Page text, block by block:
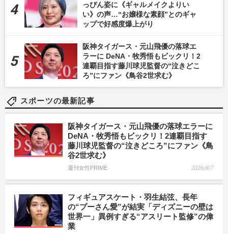
っぴん姿に《ギャルメイクよりい
い》の声…“お嬢様な素顔”とのギャ
ップで好感度爆上がり
阪神タイガース・元山飛優の落球エ
ラーに DeNA・牧秀悟もビックリ！2
連覇目指す藤川球児監督の“泣きどこ
ろ”にファン《鳥谷2世求む》
スポーツの最新記事
阪神タイガース・元山飛優の落球エラーに
DeNA・牧秀悟もビックリ！2連覇目指す
藤川球児監督の“泣きどころ”にファン《鳥
谷2世求む》
週刊女性PRIME 2026/8/7
フィギュアスケート・羽生結弦、長年
の“プーさん愛”が結実「ディズニーの壁は
世界一」異例すぎる“アスリート監修”の偉
業